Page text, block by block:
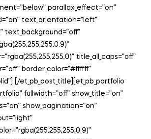
parallax_effect=”on”
text_orientation=”left”
text_background=”off”
title_all_caps=”off”
border_color=”#ffffff”
[/et_pb_post_title][et_pb_portfolio
fullwidth=”off” show_title=”on”
show_pagination=”on”